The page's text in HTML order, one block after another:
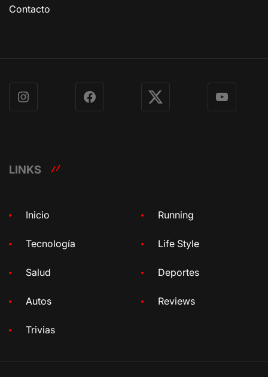
Contacto
Instagram Facebook X YouTube
LINKS
Inicio Running
Tecnología Life Style
Salud Deportes
Autos Reviews
Trivias